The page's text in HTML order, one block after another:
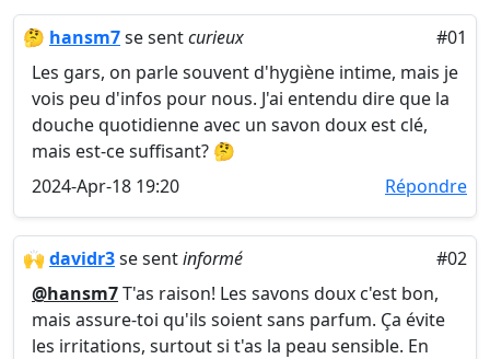
🤔 hansm7se sentcurieux
#01
Les gars, on parle souvent d'hygiène intime, mais je
vois peu d'infos pour nous. J'ai entendu dire que la
douche quotidienne avec un savon doux est clé,
mais est-ce suffisant? 🤔
2024-Apr-18 19:20
Répondre
🙌 davidr3se sentinformé
#02
@hansm7T'as raison! Les savons doux c'est bon,
mais assure-toi qu'ils soient sans parfum. Ça évite
les irritations, surtout si t'as la peau sensible. En